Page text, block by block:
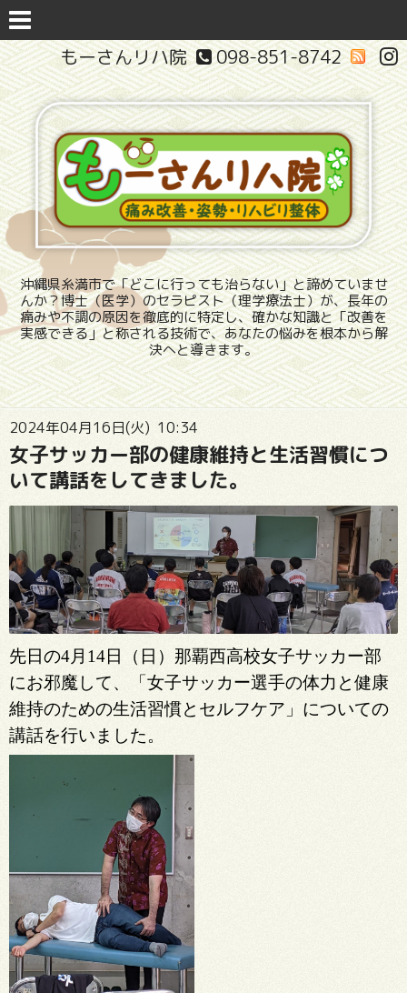
098-851-8742
もーさんリハ院
沖縄県糸満市で「どこに行っても治らない」と諦めていませ
んか？博士（医学）のセラピスト（理学療法士）が、長年の
痛みや不調の原因を徹底的に特定し、確かな知識と「改善を
実感できる」と称される技術で、あなたの悩みを根本から解
決へと導きます。
2024年04月16日(火) 10:34
女子サッカー部の健康維持と生活習慣につ
いて講話をしてきました。
先日の4月14日（日）那覇西高校女子サッカー部
にお邪魔して、「女子サッカー選手の体力と健康
維持のための生活習慣とセルフケア」についての
講話を行いました。